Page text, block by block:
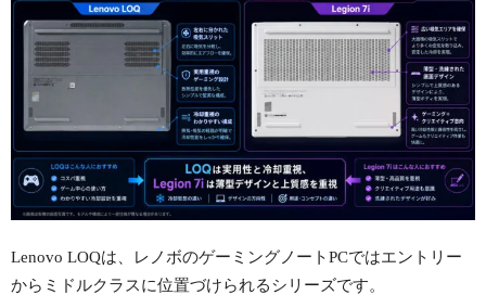
Lenovo LOQは、レノボのゲーミングノートPCではエントリー
からミドルクラスに位置づけられるシリーズです。